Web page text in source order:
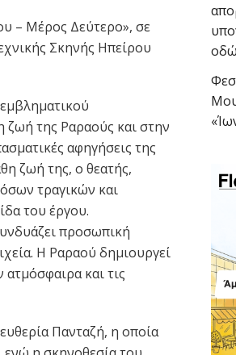
– Μέρος Δεύτερο», σε
Σκηνής Ηπείρου
ζωή της Ραραούς και στην
αφηγήσεις της
ζωή της, ο θεατής,
τραγικών και
του έργου.
προσωπική
Η Ραραού δημιουργεί
και τις
Πανταζή, η οποία